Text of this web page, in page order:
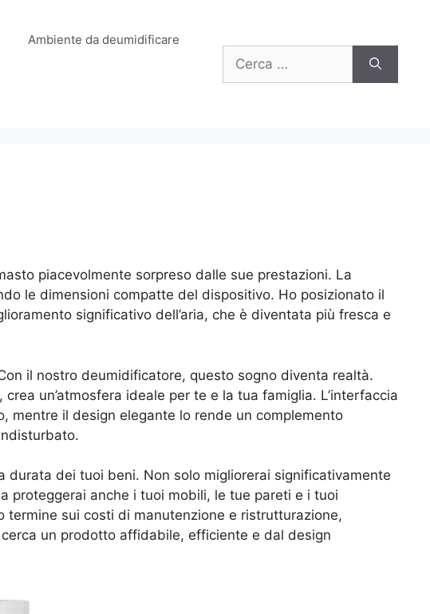
Ambiente da deumidificare
per:
piacevolmente sorpreso dalle sue prestazioni. La
le dimensioni compatte del dispositivo. Ho posizionato il
significativo dell’aria, che è diventata più fresca e
il nostro deumidificatore, questo sogno diventa realtà.
un’atmosfera ideale per te e la tua famiglia. L’interfaccia
mentre il design elegante lo rende un complemento
dei tuoi beni. Non solo migliorerai significativamente
proteggerai anche i tuoi mobili, le tue pareti e i tuoi
termine sui costi di manutenzione e ristrutturazione,
un prodotto affidabile, efficiente e dal design